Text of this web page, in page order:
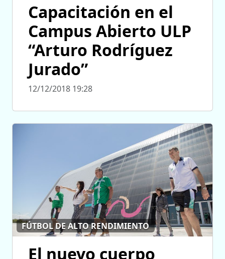
Capacitación en el
Campus Abierto ULP
“Arturo Rodríguez
Jurado”
12/12/2018 19:28
FÚTBOL DE ALTO RENDIMIENTO
El nuevo cuerpo